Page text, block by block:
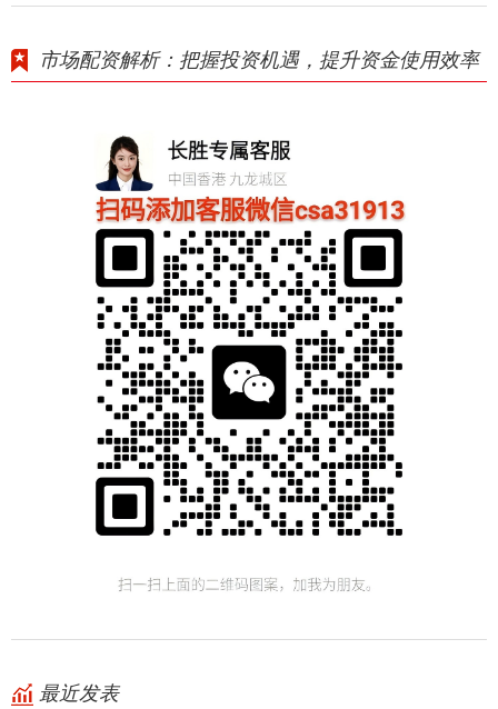
市场配资解析：把握投资机遇，提升资金使用效率
最近发表